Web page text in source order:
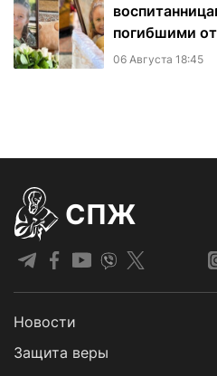
погибшими
06 Августа 18:45
СПЖ
Новости
Защита веры